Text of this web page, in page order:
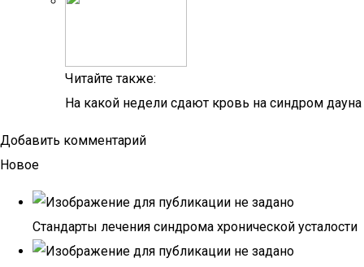
Читайте также:
На какой недели сдают кровь на синдром дауна
Добавить комментарий
Новое
Стандарты лечения синдрома хронической усталости